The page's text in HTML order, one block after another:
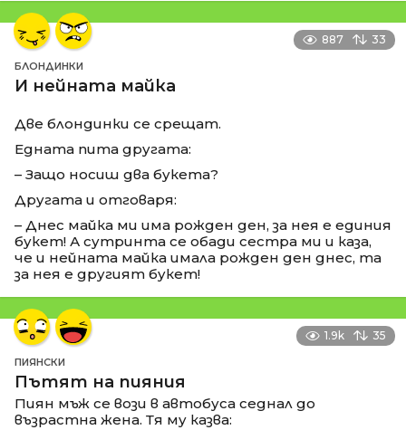
887 33
БЛОНДИНКИ
И нейната майка
Две блондинки се срещат.
Едната пита другата:
– Защо носиш два букета?
Другата и отговаря:
– Днес майка ми има рожден ден, за нея е единия
букет! А сутринта се обади сестра ми и каза,
че и нейната майка имала рожден ден днес, та
за нея е другият букет!
1.9k 35
ПИЯНСКИ
Пътят на пияния
Пиян мъж се вози в автобуса седнал до
възрастна жена. Тя му казва: